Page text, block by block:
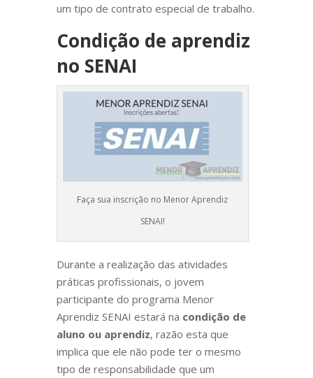
um tipo de contrato especial de trabalho.
Condição de aprendiz
no SENAI
Faça sua inscrição no Menor Aprendiz
SENAI!
Durante a realização das atividades
práticas profissionais, o jovem
participante do programa Menor
Aprendiz SENAI estará na condição de
aluno ou aprendiz, razão esta que
implica que ele não pode ter o mesmo
tipo de responsabilidade que um